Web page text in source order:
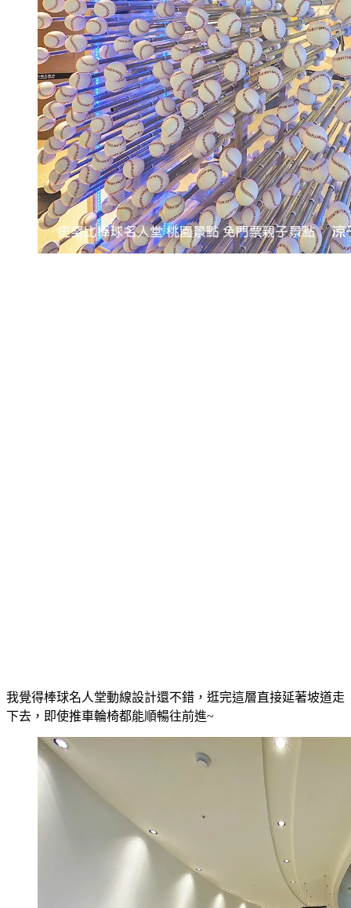
我覺得棒球名人堂動線設計還不錯，逛完這層直接延著坡道走
下去，即使推車輪椅都能順暢往前進~